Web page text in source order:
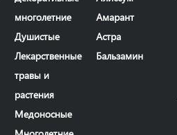
многолетние
Душистые
Лекарственные
травы и
растения
Медоносные
Амарант
Астра
Бальзамин